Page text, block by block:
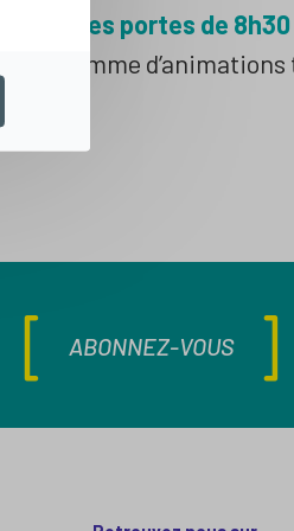
ses portes de 8h30
programme
ABONNEZ-VOUS